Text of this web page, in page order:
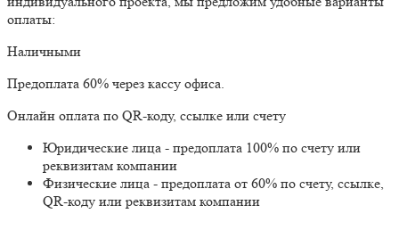
оплаты:
Наличными
Предоплата 60% через кассу офиса.
Онлайн оплата по QR-коду, ссылке или счету
Юридические лица - предоплата 100% по счету или
реквизитам компании
Физические лица - предоплата от 60% по счету, ссылке,
QR-коду или реквизитам компании